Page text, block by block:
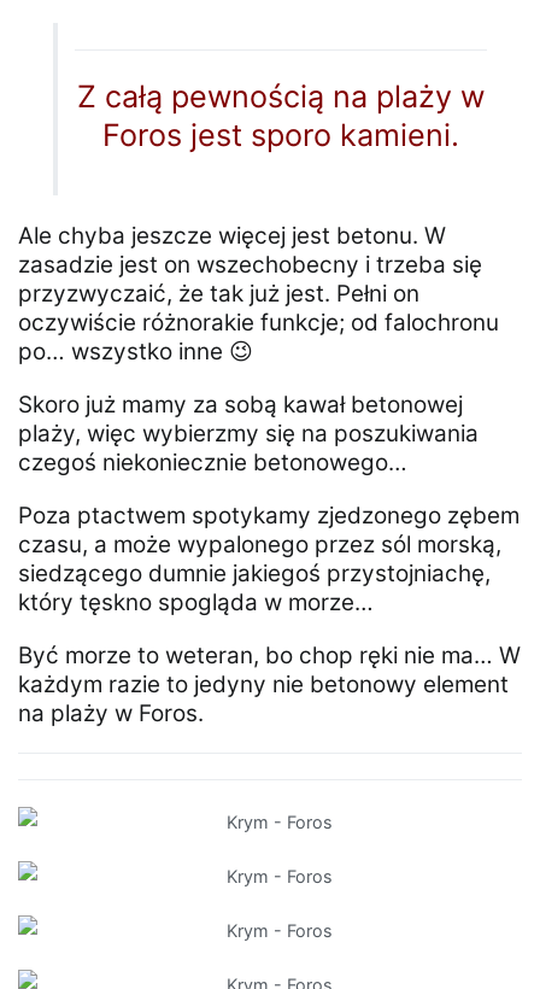
Z całą pewnością na plaży w
Foros jest sporo kamieni.
Ale chyba jeszcze więcej jest betonu. W
zasadzie jest on wszechobecny i trzeba się
przyzwyczaić, że tak już jest. Pełni on
oczywiście różnorakie funkcje; od falochronu
po… wszystko inne 😉
Skoro już mamy za sobą kawał betonowej
plaży, więc wybierzmy się na poszukiwania
czegoś niekoniecznie betonowego…
Poza ptactwem spotykamy zjedzonego zębem
czasu, a może wypalonego przez sól morską,
siedzącego dumnie jakiegoś przystojniachę,
który tęskno spogląda w morze…
Być morze to weteran, bo chop ręki nie ma… W
każdym razie to jedyny nie betonowy element
na plaży w Foros.